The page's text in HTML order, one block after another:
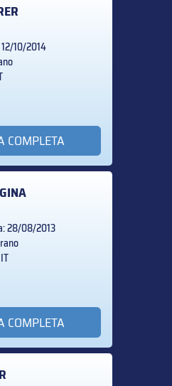
10/2014
COMPLETA
28/08/2013
COMPLETA